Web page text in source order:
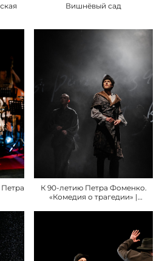
Вишнёвый сад
К 90-летию Петра Фоменко.
«Комедия о трагедии» |